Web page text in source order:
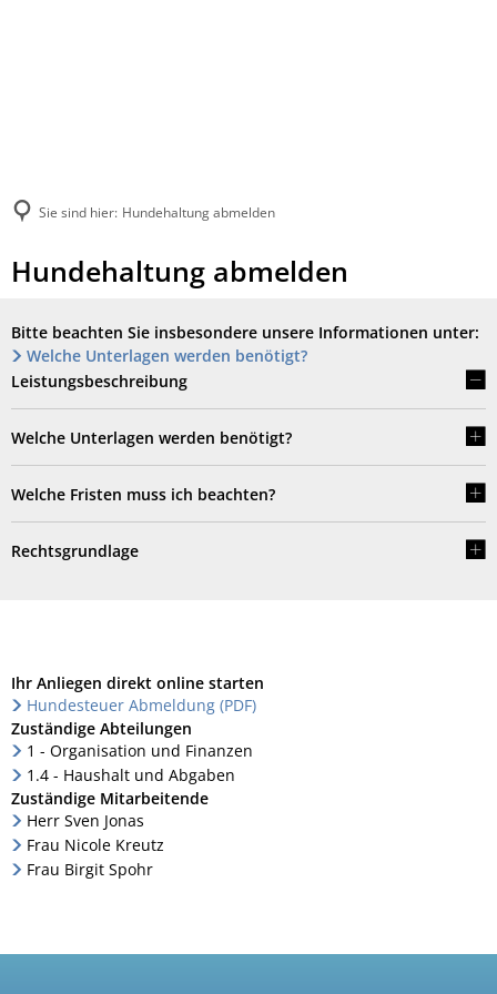
Sie sind hier: Hundehaltung abmelden
Hundehaltung abmelden
Bitte beachten Sie insbesondere unsere Informationen unter:
Welche Unterlagen werden benötigt?
Leistungsbeschreibung
Welche Unterlagen werden benötigt?
Welche Fristen muss ich beachten?
Rechtsgrundlage
Ihr Anliegen direkt online starten
Hundesteuer Abmeldung (PDF)
Zuständige Abteilungen
1 - Organisation und Finanzen
1.4 - Haushalt und Abgaben
Zuständige Mitarbeitende
Herr Sven Jonas
Frau Nicole Kreutz
Frau Birgit Spohr